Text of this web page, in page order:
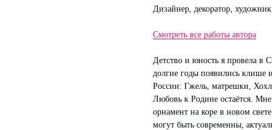
Дизайнер, декоратор,
Смотреть все работы автора
Детство и юность я провела в
долгие годы появились клише
России: Гжель, матрешки,
Любовь к Родине остаётся. Мне
орнамент на коре в новом
могут быть современны,